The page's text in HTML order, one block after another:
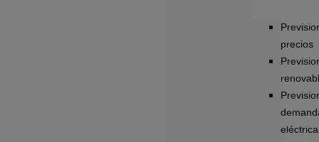
precios
eléctrica